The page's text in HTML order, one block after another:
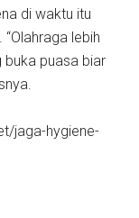
di waktu itu
lebih
buka puasa biar
jaga-hygiene-